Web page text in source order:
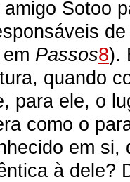
Sotoo
Passos8).
quando
para ele, o
como o
em si,
à dele?